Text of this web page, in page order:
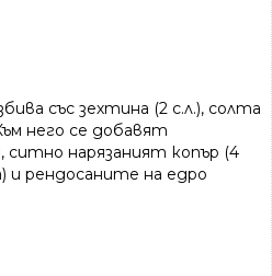
със зехтина (2 с.л.), солта
него се добавят
ситно нарязаният копър (4
и рендосаните на едро